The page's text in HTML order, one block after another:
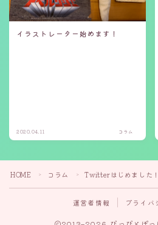
イラストレーター始めます！
2020.04.11 コラム
HOME ＞ コラム ＞ Twitterはじめました！
運営者情報 プライバ